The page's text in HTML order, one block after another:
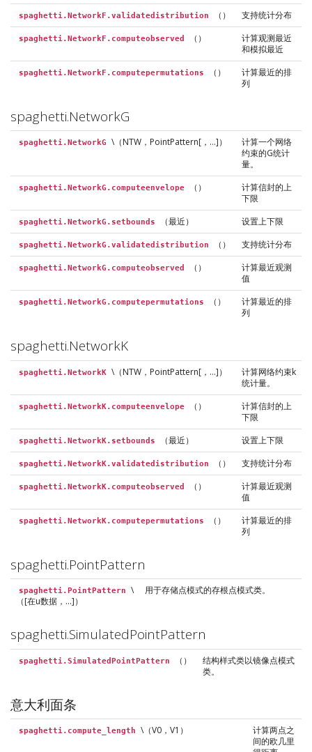
spaghetti.NetworkF.validatedistribution （） 支持统计分布
spaghetti.NetworkF.computeobserved （）
计算观测最近
和模拟最近
spaghetti.NetworkF.computepermutations （）
计算最近的排
列
spaghetti.NetworkG
spaghetti.NetworkG \（NTW，PointPattern[，…]）
计算一个网络
约束的G统计
量。
spaghetti.NetworkG.computeenvelope （）
计算信封的上
下限
spaghetti.NetworkG.setbounds （最近） 设置上下限
spaghetti.NetworkG.validatedistribution （） 支持统计分布
spaghetti.NetworkG.computeobserved （）
计算最近观测
值
spaghetti.NetworkG.computepermutations （）
计算最近的排
列
spaghetti.NetworkK
spaghetti.NetworkK \（NTW，PointPattern[，…]）
计算网络约束k
统计量。
spaghetti.NetworkK.computeenvelope （）
计算信封的上
下限
spaghetti.NetworkK.setbounds （最近） 设置上下限
spaghetti.NetworkK.validatedistribution （） 支持统计分布
spaghetti.NetworkK.computeobserved （）
计算最近观测
值
spaghetti.NetworkK.computepermutations （）
计算最近的排
列
spaghetti.PointPattern
spaghetti.PointPattern
\
（[在u数据，…]）
用于存储点模式的存根点模式类。
spaghetti.SimulatedPointPattern
spaghetti.SimulatedPointPattern （）
结构样式类以镜像点模式
类。
意大利面条
spaghetti.compute_length \（V0，V1）
计算两点之
间的欧几里